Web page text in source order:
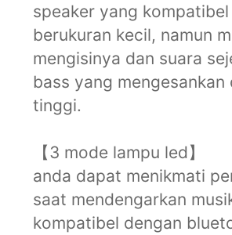
speaker yang
berukuran kecil, namun
mengisinya dan suara
bass yang
tinggi.
【3 mode lampu led】
anda dapat menikmati
saat mendengarkan
kompatibel dengan